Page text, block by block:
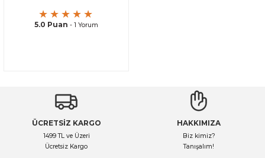
5.0 Puan - 1 Yorum
ÜCRETSİZ KARGO
1499 TL ve Üzeri
Ücretsiz Kargo
HAKKIMIZA
Biz kimiz?
Tanışalım!